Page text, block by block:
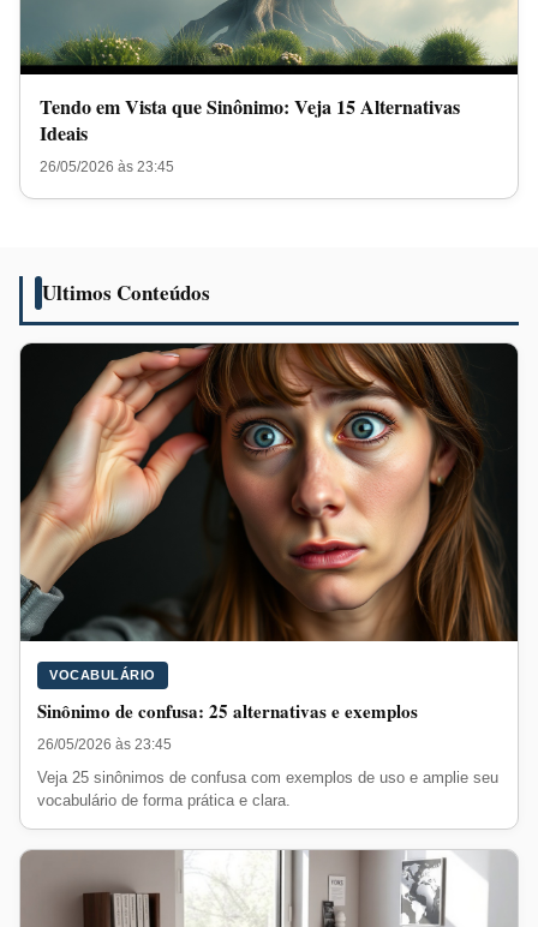
Tendo em Vista que Sinônimo: Veja 15 Alternativas
Ideais
26/05/2026 às 23:45
Ultimos Conteúdos
VOCABULÁRIO
Sinônimo de confusa: 25 alternativas e exemplos
26/05/2026 às 23:45
Veja 25 sinônimos de confusa com exemplos de uso e amplie seu
vocabulário de forma prática e clara.